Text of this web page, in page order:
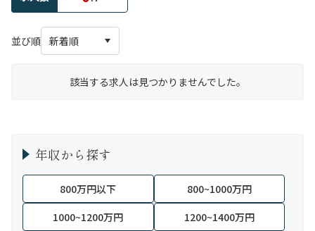
並び順
該当する求人は見つかりませんでした。
年収から探す
800万円以下
800~1000万円
1000~1200万円
1200~1400万円